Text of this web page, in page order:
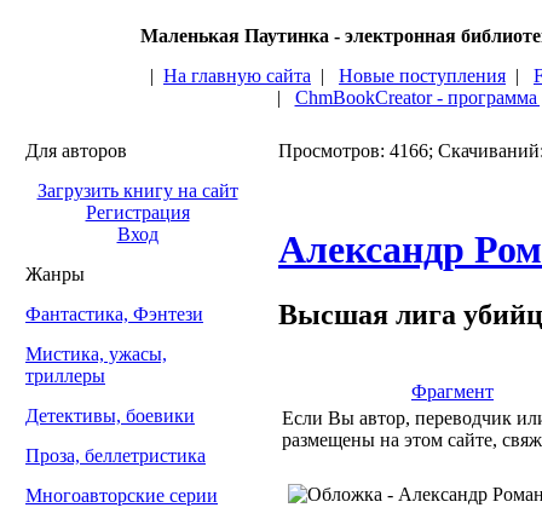
Маленькая Паутинка - электронная
| На главную сайта | Новые поступления |
| ChmBookCreator -
Для авторов
Загрузить книгу на сайт
Регистрация
Вход
Жанры
Фантастика, Фэнтези
Мистика, ужасы,
триллеры
Детективы, боевики
Проза, беллетристика
Многоавторские серии
Просмотров: 4166;
Александр
Высшая лига убийц
Фрагмент
Если Вы автор, переводчик
размещены на этом сайте,